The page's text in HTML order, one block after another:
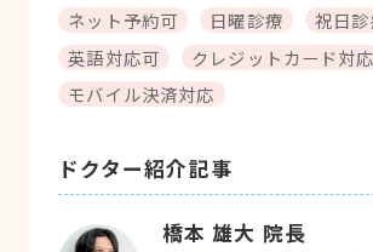
ネット予約可
日曜診療
祝日
英語対応可
クレジットカード対応
モバイル決済対応
ドクター紹介記事
橋本 雄大 院長